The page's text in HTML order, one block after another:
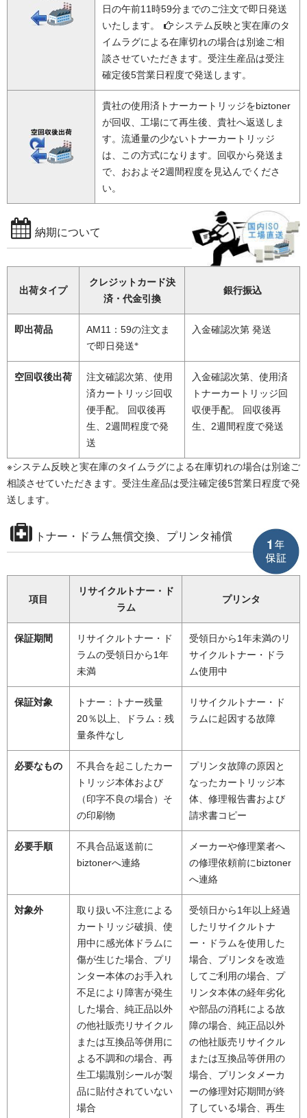
日の午前11時59分までのご注文で即日発送
いたします。
システム反映と実在庫のタ
イムラグによる在庫切れの場合は別途ご相
談させていただきます。受注生産品は受注
確定後5営業日程度で発送します。
貴社の使用済トナーカートリッジをbiztoner
が回収、工場にて再生後、貴社へ返送しま
す。流通量の少ないトナーカートリッジ
は、この方式になります。回収から発送ま
で、おおよそ2週間程度を見込んでくださ
い。
納期について
出荷タイプ
クレジットカード決
済・代金引換
銀行振込
即出荷品
AM11：59の注文ま
で即日発送※
入金確認次第 発送
空回収後出荷
注文確認次第、使用
済カートリッジ回収
便手配。 回収後再
生、2週間程度で発
送
入金確認次第、使用済
トナーカートリッジ回
収便手配。 回収後再
生、2週間程度で発送
※システム反映と実在庫のタイムラグによる在庫切れの場合は別途ご
相談させていただきます。受注生産品は受注確定後5営業日程度で発
送します。
トナー・ドラム無償交換、プリンタ補償
項目
リサイクルトナー・ド
ラム
プリンタ
保証期間
リサイクルトナー・ド
ラムの受領日から1年
未満
受領日から1年未満のリ
サイクルトナー・ドラ
ム使用中
保証対象
トナー：トナー残量
20％以上、ドラム：残
量条件なし
リサイクルトナー・ド
ラムに起因する故障
必要なもの
不具合を起こしたカー
トリッジ本体および
（印字不良の場合）そ
の印刷物
プリンタ故障の原因と
なったカートリッジ本
体、修理報告書および
請求書コピー
必要手順
不具合品返送前に
biztonerへ連絡
メーカーや修理業者へ
の修理依頼前にbiztoner
へ連絡
対象外
取り扱い不注意による
カートリッジ破損、使
用中に感光体ドラムに
傷が生じた場合、プリ
ンター本体のお手入れ
不足により障害が発生
した場合、純正品以外
の他社販売リサイクル
または互換品等併用に
よる不調和の場合、再
生工場識別シールが製
品に貼付されていない
場合
受領日から1年以上経過
したリサイクルトナ
ー・ドラムを使用した
場合、プリンタを改造
してご利用の場合、プ
リンタ本体の経年劣化
や部品の消耗による故
障の場合、純正品以外
の他社販売リサイクル
または互換品等併用の
場合、プリンタメーカ
ーの修理対応期間が終
了している場合、再生